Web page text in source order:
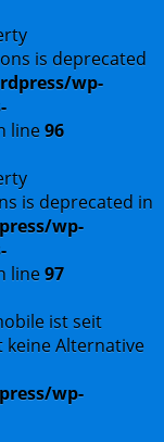
is deprecated
wp-
line96
is deprecated in
wp-
line97
ist seit
keine Alternative
wp-